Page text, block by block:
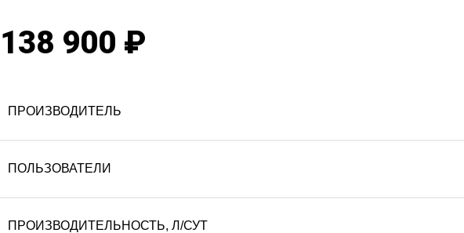
138 900 ₽
ПРОИЗВОДИТЕЛЬ
ПОЛЬЗОВАТЕЛИ
ПРОИЗВОДИТЕЛЬНОСТЬ, Л/СУТ